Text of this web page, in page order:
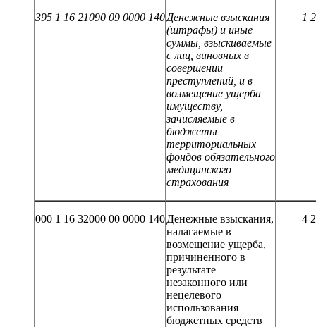
395 1 16 21090 09 0000 140Денежные взыскания
(штрафы) и иные
суммы, взыскиваемые
с лиц, виновных в
совершении
преступлений, и в
возмещение ущерба
имуществу,
зачисляемые в
бюджеты
территориальных
фондов обязательного
медицинского
страхования
1
000 1 16 32000 00 0000 140Денежные взыскания,
налагаемые в
возмещение ущерба,
причиненного в
результате
незаконного или
нецелевого
использования
бюджетных средств
4